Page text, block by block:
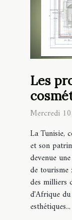
Les
2024
Mercredi
La Tunisie,
et son
devenue
de tourisme
des milliers
d'Afrique
esthétiques...